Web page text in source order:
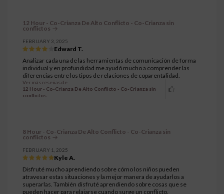
12 Hour - Co-Crianza De Alto Conflicto - Co-Crianza sin
conflictos
FEBRUARY 3, 2025
Edward T.
Analizar cada una de las herramientas de comunicación de forma
individual y en profundidad me ayudó mucho a comprender las
diferencias entre los tipos de relaciones de coparentalidad.
Ver más reseñas de
12 Hour - Co-Crianza De Alto Conflicto - Co-Crianza sin
conflictos
8 Hour - Co-Crianza De Alto Conflicto - Co-Crianza sin
conflictos
FEBRUARY 1, 2025
Kyle A.
Disfruté mucho aprendiendo sobre cómo los niños pueden
atravesar estas situaciones y la mejor manera de ayudarlos a
superarlas. También disfruté aprendiendo sobre cosas que se
pueden hacer para relajarse cuando surge un conflicto.